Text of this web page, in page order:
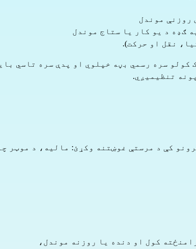
روزنې موندل
ګډه د یو کار یا ستاج موندل
نقل او حرکت).
تنظیمیږي.
کې د مرستې غوښتنه وکړئ: مالیه، د موټر